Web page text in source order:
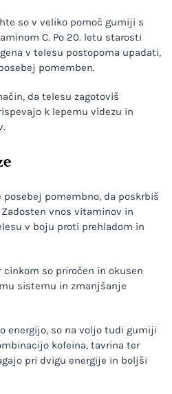
so v veliko pomoč gumiji s
C. Po 20. letu starosti
v telesu postopoma upadati,
pomemben.
da telesu zagotoviš
k lepemu videzu in
pomembno, da poskrbiš
vnos vitaminov in
v boju proti prehladom in
so priročen in okusen
sistemu in zmanjšanje
energijo, so na voljo tudi gumiji
kofeina, tavrina ter
pri dvigu energije in boljši